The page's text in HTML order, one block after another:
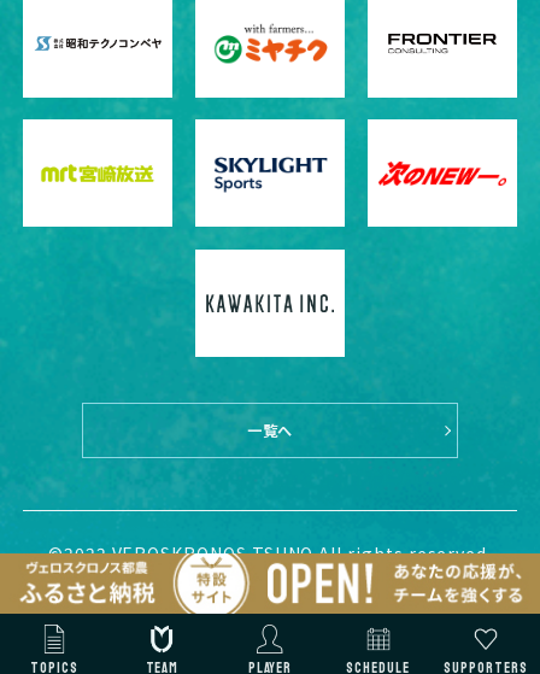
一覧へ
©2022 VEROSKRONOS TSUNO All rights reserved.
TOPICS TEAM PLAYER SCHEDULE SUPPORTERS